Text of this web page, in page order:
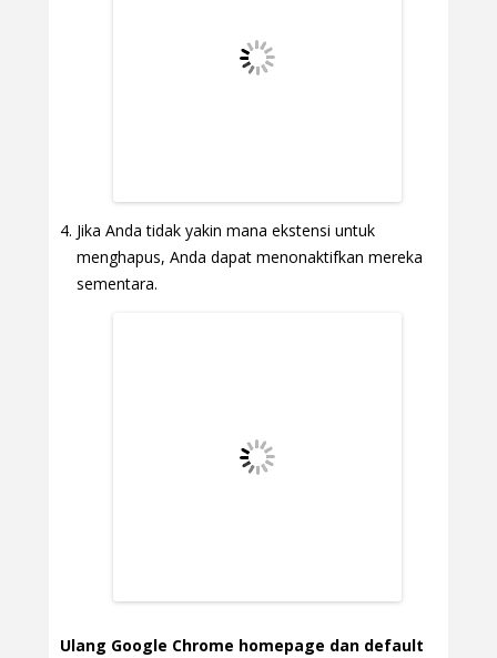
Jika Anda tidak yakin mana ekstensi untuk
menghapus, Anda dapat menonaktifkan mereka
sementara.
Ulang Google Chrome homepage dan default